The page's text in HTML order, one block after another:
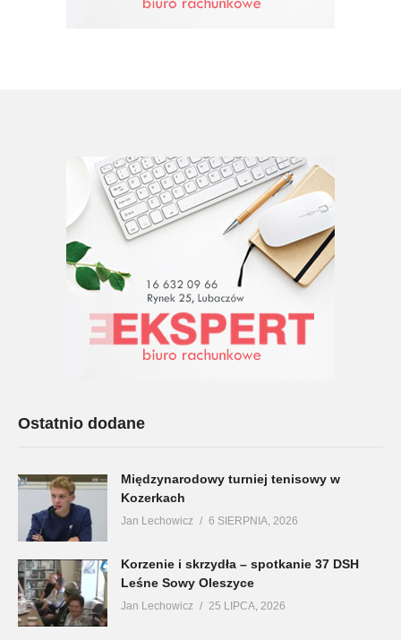
Ostatnio dodane
Międzynarodowy turniej tenisowy w
Kozerkach
Jan Lechowicz 6 SIERPNIA, 2026
Korzenie i skrzydła – spotkanie 37 DSH
Leśne Sowy Oleszyce
Jan Lechowicz 25 LIPCA, 2026